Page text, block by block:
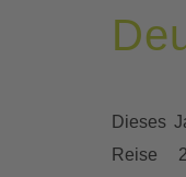
Dieses
Reise